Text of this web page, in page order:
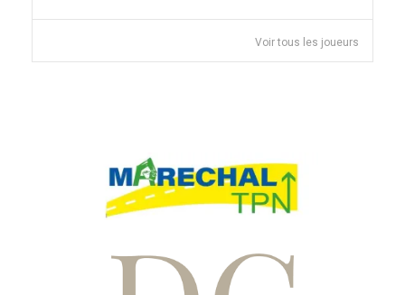
Voir tous les joueurs